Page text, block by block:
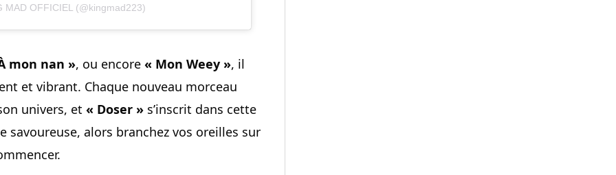
MAD OFFICIEL (@kingmad223)
mon nan », ou encore « Mon Weey », il
et vibrant. Chaque nouveau morceau
univers, et « Doser » s’inscrit dans cette
savoureuse, alors branchez vos oreilles sur